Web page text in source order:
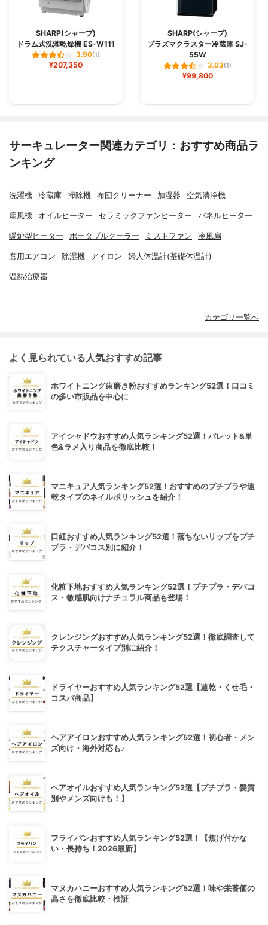
SHARP(シャープ)
ドラム式洗濯乾燥機 ES-W111
3.90(1)
¥207,350
SHARP(シャープ)
プラズマクラスター冷蔵庫 SJ-
55W
3.03(1)
¥99,800
サーキュレーター関連カテゴリ：おすすめ商品ラ
ンキング
洗濯機 冷蔵庫 掃除機 布団クリーナー 加湿器 空気清浄機
扇風機 オイルヒーター セラミックファンヒーター パネルヒーター
暖炉型ヒーター ポータブルクーラー ミストファン 冷風扇
窓用エアコン 除湿機 アイロン 婦人体温計(基礎体温計)
温熱治療器
カテゴリ一覧へ
よく見られている人気おすすめ記事
ホワイトニング歯磨き粉おすすめランキング52選！口コミ
の多い市販品を中心に
アイシャドウおすすめ人気ランキング52選！パレット&単
色&ラメ入り商品を徹底比較！
マニキュア人気ランキング52選！おすすめのプチプラや速
乾タイプのネイルポリッシュを紹介！
口紅おすすめ人気ランキング52選！落ちないリップをプチ
プラ・デパコス別に紹介！
化粧下地おすすめ人気ランキング52選！プチプラ・デパコ
ス・敏感肌向けナチュラル商品も登場！
クレンジングおすすめ人気ランキング52選！徹底調査して
テクスチャータイプ別に紹介！
ドライヤーおすすめ人気ランキング52選【速乾・くせ毛・
コスパ商品】
ヘアアイロンおすすめ人気ランキング52選！初心者・メン
ズ向け・海外対応も♪
ヘアオイルおすすめ人気ランキング52選【プチプラ・髪質
別やメンズ向けも！】
フライパンおすすめ人気ランキング52選！【焦げ付かな
い・長持ち！2026最新】
マヌカハニーおすすめ人気ランキング52選！味や栄養価の
高さを徹底比較・検証